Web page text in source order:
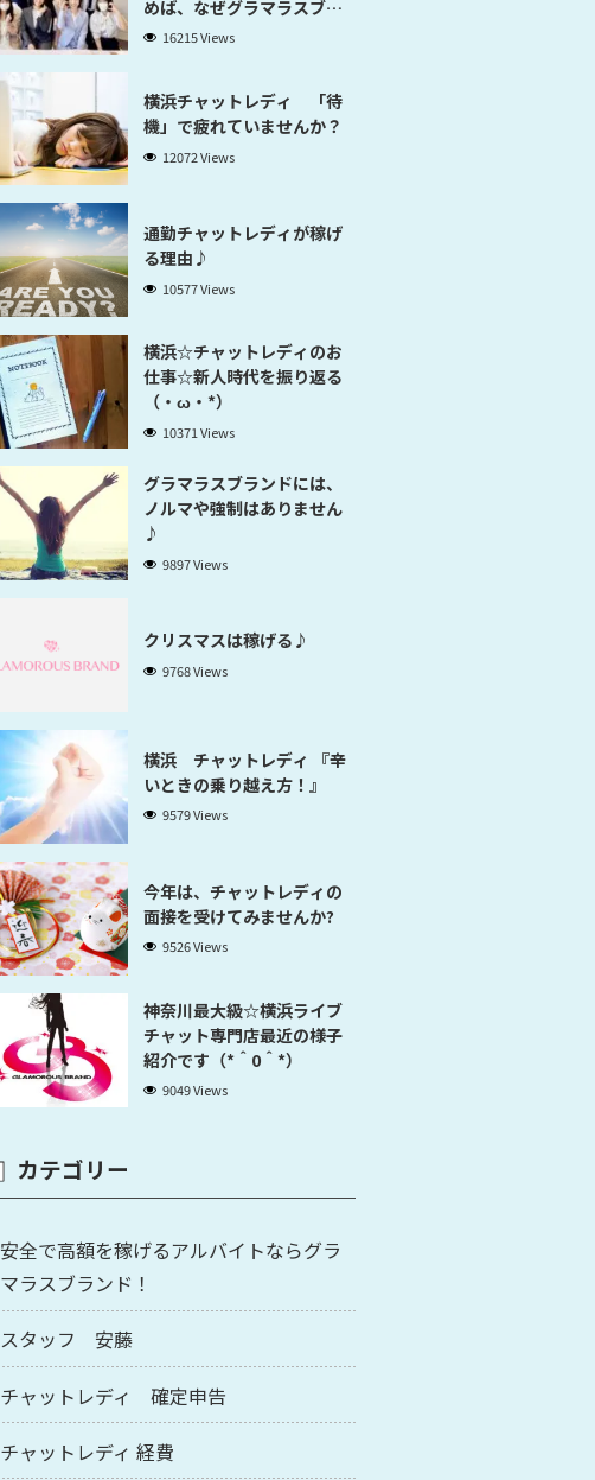
めば、なぜグラマラスブラ
ンド横浜だと稼げるのかが
16215 Views
横浜チャットレディ 「待
機」で疲れていませんか？
12072 Views
通勤チャットレディが稼げ
る理由♪
10577 Views
横浜☆チャットレディのお
仕事☆新人時代を振り返る
（・ω・*）
10371 Views
グラマラスブランドには、
ノルマや強制はありません
♪
9897 Views
クリスマスは稼げる♪
9768 Views
横浜 チャットレディ 『辛
いときの乗り越え方！』
9579 Views
今年は、チャットレディの
面接を受けてみませんか?
9526 Views
神奈川最大級☆横浜ライブ
チャット専門店最近の様子
紹介です（*＾0＾*）
9049 Views
カテゴリー
安全で高額を稼げるアルバイトならグラ
マラスブランド！
スタッフ 安藤
チャットレディ 確定申告
チャットレディ 経費